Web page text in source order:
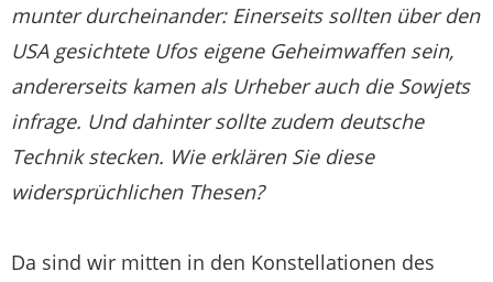
munter durcheinander: Einerseits sollten über den
USA gesichtete Ufos eigene Geheimwaffen sein,
andererseits kamen als Urheber auch die Sowjets
infrage. Und dahinter sollte zudem deutsche
Technik stecken. Wie erklären Sie diese
widersprüchlichen Thesen?
Da sind wir mitten in den Konstellationen des